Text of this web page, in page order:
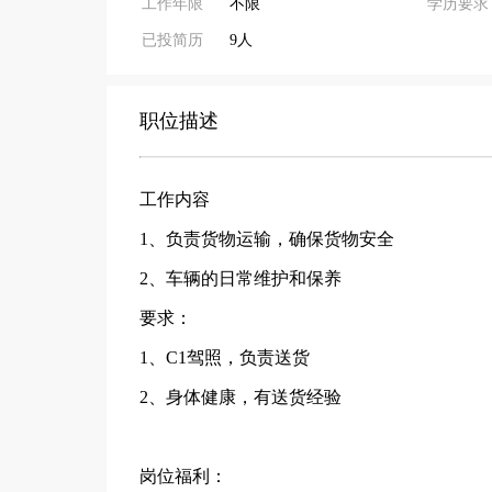
工作年限 不限
已投简历 9人
学历要求
职位描述
工作内容
1、负责货物运输，确保货物安全
2、车辆的日常维护和保养
要求：
1、C1驾照，负责送货
2、身体健康，有送货经验
岗位福利：